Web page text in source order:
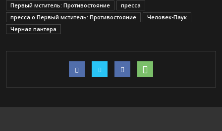
Первый мститель: Противостояние
пресса
пресса о Первый мститель: Противостояние
Человек-Паук
Черная пантера